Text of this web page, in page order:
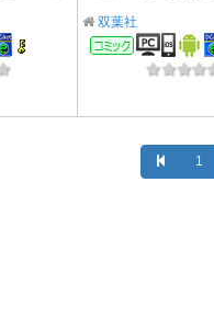
双葉社
コミック
1